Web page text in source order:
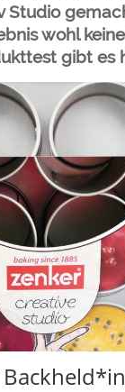
wohl
gibt es